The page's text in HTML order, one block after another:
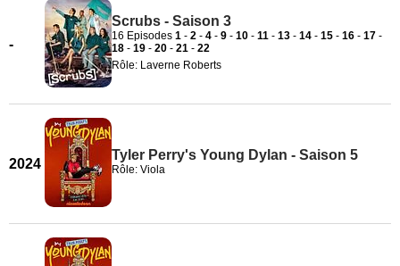
-
Scrubs - Saison 3
16 Episodes 1 - 2 - 4 - 9 - 10 - 11 - 13 - 14 - 15 - 16 - 17 -
18 - 19 - 20 - 21 - 22
Rôle: Laverne Roberts
2024
Tyler Perry's Young Dylan - Saison 5
Rôle: Viola